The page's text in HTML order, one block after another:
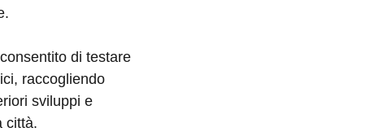
di testare
raccogliendo
sviluppi e
città.